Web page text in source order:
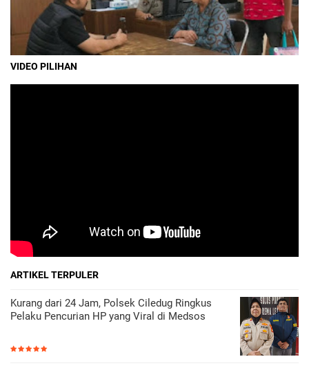
VIDEO PILIHAN
ARTIKEL TERPULER
Kurang dari 24 Jam, Polsek Ciledug Ringkus
Pelaku Pencurian HP yang Viral di Medsos